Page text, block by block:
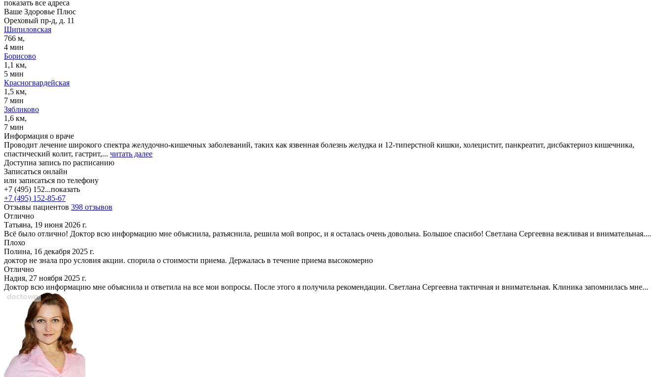
показать все адреса
Ваше Здоровье Плюс
Ореховый пр-д, д. 11
Шипиловская
766 м,
4 мин
Борисово
1,1 км,
5 мин
Красногвардейская
1,5 км,
7 мин
Зябликово
1,6 км,
7 мин
Информация о враче
Проводит лечение широкого спектра желудочно-кишечных заболеваний, таких как язвенная болезнь желудка и 12-типерстной кишки, холецистит, панкреатит, дисбактериоз кишечника,
спастический колит, гастрит,... читать далее
Доступна запись по расписанию
Записаться онлайн
или записаться по телефону
+7 (495) 152...показать
+7 (495) 152-85-67
Отзывы пациентов 398 отзывов
Отлично
Татьяна, 19 июня 2026 г.
Всё было отлично! Доктор всю информацию мне объяснила, разъяснила, решила мой вопрос, и я осталась очень довольна. Большое спасибо! Светлана Сергеевна вежливая и внимательная....
Плохо
Полина, 16 декабря 2025 г.
доктор не знала про условия акции. спорила о стоимости приема. Держалась в течение приема высокомерно
Отлично
Надия, 27 ноября 2025 г.
Доктор всю информацию мне объяснила и ответила на все мои вопросы. После этого я получила рекомендации. Светлана Сергеевна тактичная и внимательная. Клиника запомнилась мне...